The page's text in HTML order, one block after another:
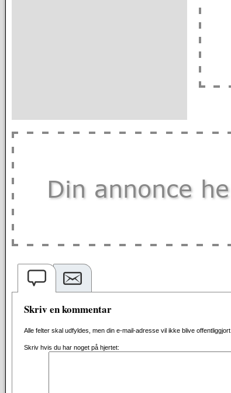
Skriv en kommentar
Alle felter skal udfyldes, men din e-mail-adresse vil ikke blive offentliggjort.
Skriv hvis du har noget på hjertet: